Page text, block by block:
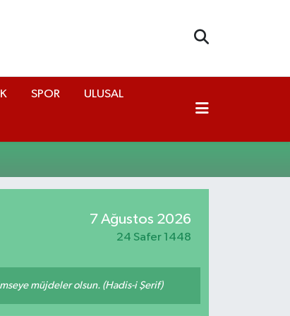
SPOR ULUSAL
7 Ağustos 2026
24 Safer 1448
müjdeler olsun. (Hadis-i Şerif)